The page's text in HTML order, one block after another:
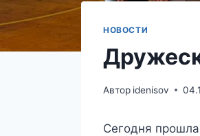
НОВОСТИ
Автор idenisov
Сегодня